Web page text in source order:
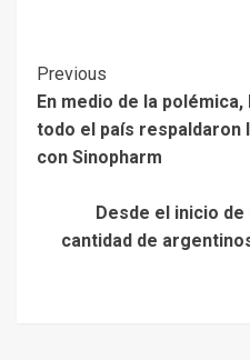
Previous
En medio de la
todo el país respaldaron
con Sinopharm
Desde el inicio
cantidad de